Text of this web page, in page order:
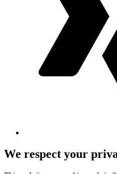
We respect your